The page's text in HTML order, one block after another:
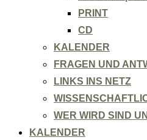
PRINT
CD
KALENDER
FRAGEN UND
LINKS INS NETZ
WER WIRD SIND
KALENDER